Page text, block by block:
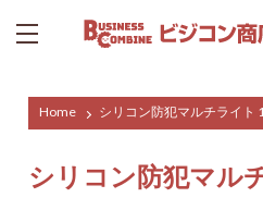
Home シリコン防犯マルチライト
シリコン防犯マル